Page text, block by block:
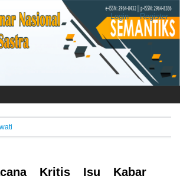
Login Register
Kritis Isu Kabar